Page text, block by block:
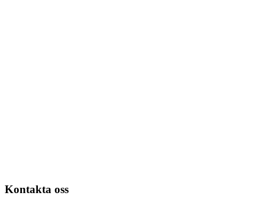
Kontakta oss